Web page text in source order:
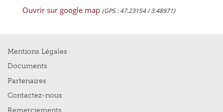
Ouvrir sur google map (GPS : 47.23154 / 3.48971)
Mentions Légales
Documents
Partenaires
Contactez-nous
Remerciements